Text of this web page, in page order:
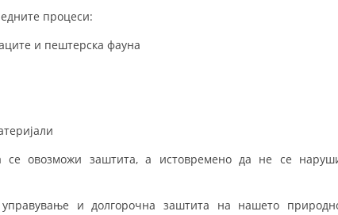
MЕЃУНАРОДНО ХУМАНИТАРНО ПРАВО
ПРОМОЦИЈА НА ХУМАНИ ВРЕДНОСТИ
ПОДГОТВЕНОСТ И ДЕЈСТВО ПРИ КАТАСТРОФИ
процеси:
и пештерска фауна
овозможи заштита, а истовремено да не се
и долгорочна заштита на нашето